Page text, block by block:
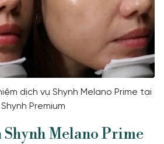
dịch vụ Shynh Melano Prime tại
Shynh Premium
Melano Prime